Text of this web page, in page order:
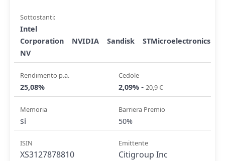
Sottostanti:
Intel
Corporation
NVIDIA Sandisk
STMicroelectronics
NV
Rendimento p.a.
25,08%
Cedole
2,09% - 20,9 €
Memoria
si
Barriera Premio
50%
ISIN
XS3127878810
Emittente
Citigroup Inc